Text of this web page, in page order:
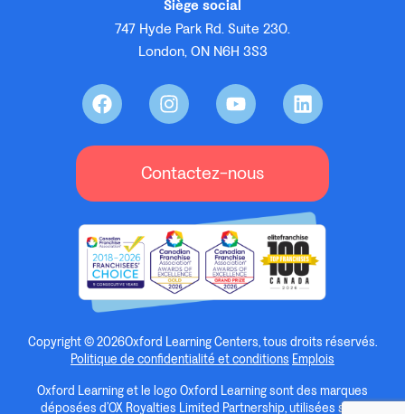
Siège social
747 Hyde Park Rd. Suite 230.
London, ON N6H 3S3
Contactez-nous
Copyright © 2026Oxford Learning Centers, tous droits réservés.
Politique de confidentialité et conditions Emplois
Oxford Learning et le logo Oxford Learning sont des marques
déposées d’OX Royalties Limited Partnership, utilisées sous